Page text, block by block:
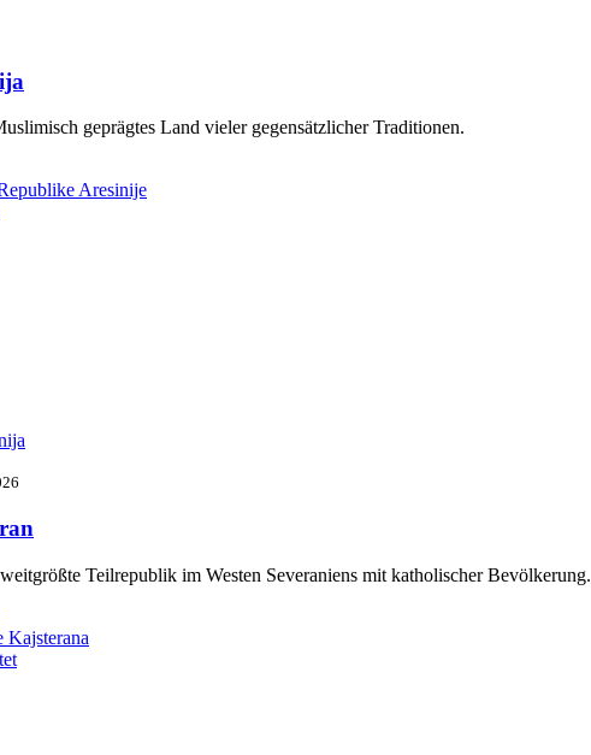
geprägtes Land vieler gegensätzlicher Traditionen.
Aresinije
Teilrepublik im Westen Severaniens mit katholischer Bevölkerung.
Kajsterana